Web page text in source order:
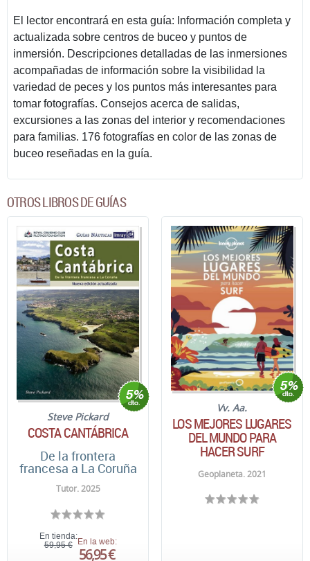
El lector encontrará en esta guía: Información completa y
actualizada sobre centros de buceo y puntos de
inmersión. Descripciones detalladas de las inmersiones
acompañadas de información sobre la visibilidad la
variedad de peces y los puntos más interesantes para
tomar fotografías. Consejos acerca de salidas,
excursiones a las zonas del interior y recomendaciones
para familias. 176 fotografías en color de las zonas de
buceo reseñadas en la guía.
OTROS LIBROS DE GUÍAS
Steve Pickard
COSTA CANTÁBRICA
De la frontera
francesa a La Coruña
Tutor. 2025
En tienda:
59,95 € En la web:
56,95 €
Vv. Aa.
LOS MEJORES LUGARES
DEL MUNDO PARA
HACER SURF
Geoplaneta. 2021